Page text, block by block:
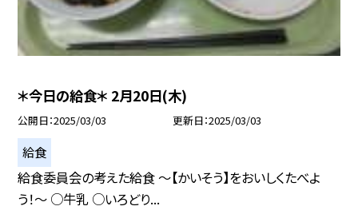
＊今日の給食＊ 2月20日(木)
公開日 2025/03/03 更新日 2025/03/03
給食
給食委員会の考えた給食 〜【かいそう】をおいしくたべよ
う！〜 ○牛乳 ○いろどり...